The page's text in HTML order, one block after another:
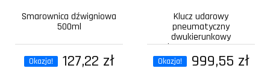
Smarownica dźwigniowa
500ml
Okazja! 127,22 zł
Klucz udarowy
pneumatyczny
dwukierunkowy
kompozytowy z...
Okazja! 999,55 zł